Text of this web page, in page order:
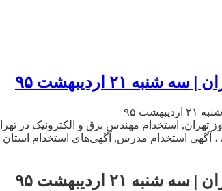
۲۱ اردیبهشت ۹۵
۹۵
تهران, استخدام مهندس برق و الکترونیک در
، آگهی استخدام مدرس, آگهی‌های استخدام
۲۱ اردیبهشت ۹۵